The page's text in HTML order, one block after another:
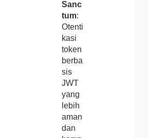
Sanc
tum:
Otenti
kasi
token
berba
sis
JWT
yang
lebih
aman
dan